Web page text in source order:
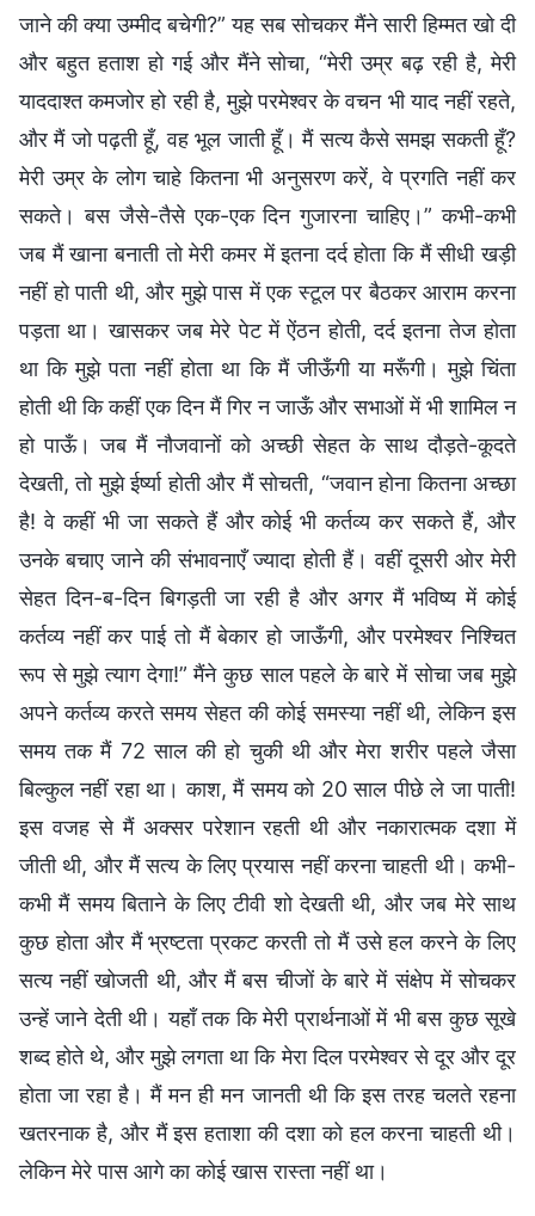
जाने की क्या उम्मीद बचेगी?” यह सब सोचकर मैंने सारी हिम्मत खो दी
और बहुत हताश हो गई और मैंने सोचा, “मेरी उम्र बढ़ रही है, मेरी
याददाश्त कमजोर हो रही है, मुझे परमेश्वर के वचन भी याद नहीं रहते,
और मैं जो पढ़ती हूँ, वह भूल जाती हूँ। मैं सत्य कैसे समझ सकती हूँ?
मेरी उम्र के लोग चाहे कितना भी अनुसरण करें, वे प्रगति नहीं कर
सकते। बस जैसे-तैसे एक-एक दिन गुजारना चाहिए।” कभी-कभी
जब मैं खाना बनाती तो मेरी कमर में इतना दर्द होता कि मैं सीधी खड़ी
नहीं हो पाती थी, और मुझे पास में एक स्टूल पर बैठकर आराम करना
पड़ता था। खासकर जब मेरे पेट में ऐंठन होती, दर्द इतना तेज होता
था कि मुझे पता नहीं होता था कि मैं जीऊँगी या मरूँगी। मुझे चिंता
होती थी कि कहीं एक दिन मैं गिर न जाऊँ और सभाओं में भी शामिल न
हो पाऊँ। जब मैं नौजवानों को अच्छी सेहत के साथ दौड़ते-कूदते
देखती, तो मुझे ईर्ष्या होती और मैं सोचती, “जवान होना कितना अच्छा
है! वे कहीं भी जा सकते हैं और कोई भी कर्तव्य कर सकते हैं, और
उनके बचाए जाने की संभावनाएँ ज्यादा होती हैं। वहीं दूसरी ओर मेरी
सेहत दिन-ब-दिन बिगड़ती जा रही है और अगर मैं भविष्य में कोई
कर्तव्य नहीं कर पाई तो मैं बेकार हो जाऊँगी, और परमेश्वर निश्चित
रूप से मुझे त्याग देगा!” मैंने कुछ साल पहले के बारे में सोचा जब मुझे
अपने कर्तव्य करते समय सेहत की कोई समस्या नहीं थी, लेकिन इस
समय तक मैं 72 साल की हो चुकी थी और मेरा शरीर पहले जैसा
बिल्कुल नहीं रहा था। काश, मैं समय को 20 साल पीछे ले जा पाती!
इस वजह से मैं अक्सर परेशान रहती थी और नकारात्मक दशा में
जीती थी, और मैं सत्य के लिए प्रयास नहीं करना चाहती थी। कभी-
कभी मैं समय बिताने के लिए टीवी शो देखती थी, और जब मेरे साथ
कुछ होता और मैं भ्रष्टता प्रकट करती तो मैं उसे हल करने के लिए
सत्य नहीं खोजती थी, और मैं बस चीजों के बारे में संक्षेप में सोचकर
उन्हें जाने देती थी। यहाँ तक कि मेरी प्रार्थनाओं में भी बस कुछ सूखे
शब्द होते थे, और मुझे लगता था कि मेरा दिल परमेश्वर से दूर और दूर
होता जा रहा है। मैं मन ही मन जानती थी कि इस तरह चलते रहना
खतरनाक है, और मैं इस हताशा की दशा को हल करना चाहती थी।
लेकिन मेरे पास आगे का कोई खास रास्ता नहीं था।